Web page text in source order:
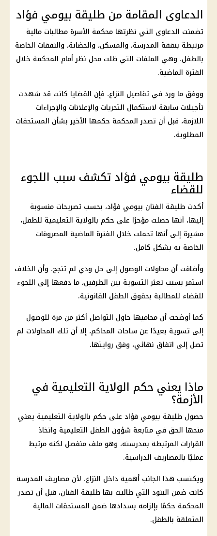
الدعاوى المقامة من طليقة بيومي فؤاد
تضمنت الدعاوى التي نظرتها محكمة الأسرة مطالبات مالية
مرتبطة بنفقة المدرسة، والمسكن، والحضانة، والنفقات الخاصة
بالطفل، وهي الملفات التي ظلت محل نظر أمام المحكمة خلال
الفترة الماضية.
ووفق ما ورد في تفاصيل النزاع، فإن القضايا كانت قد شهدت
تأجيلات سابقة لاستكمال التحريات والإعلانات والإجراءات
اللازمة، قبل أن تصدر المحكمة حكمها الأخير بشأن المستحقات
المطلوبة.
طليقة بيومي فؤاد تكشف سبب اللجوء
للقضاء
أكدت طليقة الفنان بيومي فؤاد، بحسب تصريحات منسوبة
إليها، أنها حصلت مؤخرًا على حكم بالولاية التعليمية للطفل،
مشيرة إلى أنها تحملت خلال الفترة الماضية المصروفات
الخاصة به بشكل كامل.
وأضافت أن محاولات الوصول إلى حل ودي لم تنجح، وأن الخلاف
استمر بسبب تعثر التسوية بين الطرفين، ما دفعها إلى اللجوء
للقضاء للمطالبة بحقوق الطفل القانونية.
كما أوضحت أن محاميها حاول التواصل أكثر من مرة للوصول
إلى تسوية بعيدًا عن ساحات المحاكم، إلا أن تلك المحاولات لم
تصل إلى اتفاق نهائي، وفق روايتها.
ماذا يعني حكم الولاية التعليمية في
الأزمة؟
حصول طليقة بيومي فؤاد على حكم بالولاية التعليمية يعني
منحها الحق في متابعة شؤون الطفل التعليمية واتخاذ
القرارات المرتبطة بمدرسته، وهو ملف منفصل لكنه مرتبط
عمليًا بالمصاريف الدراسية.
ويكتسب هذا الجانب أهمية داخل النزاع، لأن مصاريف المدرسة
كانت ضمن البنود التي طالبت بها طليقة الفنان، قبل أن تصدر
المحكمة حكمًا بإلزامه بسدادها ضمن المستحقات المالية
المتعلقة بالطفل.